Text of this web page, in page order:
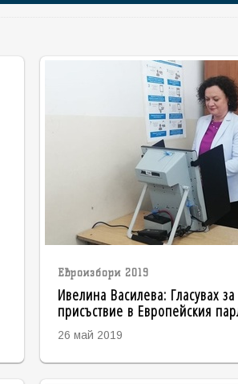
Евроизбори 2019
Ивелина Василева: Гласувах за
присъствие в Европейския
26 май 2019